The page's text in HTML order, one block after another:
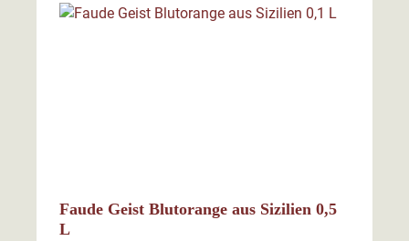
Faude Geist Blutorange aus Sizilien 0,5
L